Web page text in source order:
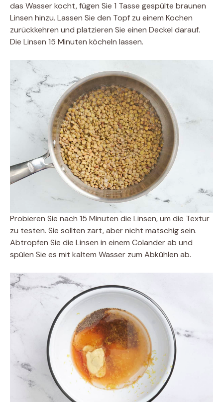
das Wasser kocht, fügen Sie 1 Tasse gespülte braunen
Linsen hinzu. Lassen Sie den Topf zu einem Kochen
zurückkehren und platzieren Sie einen Deckel darauf.
Die Linsen 15 Minuten köcheln lassen.
Probieren Sie nach 15 Minuten die Linsen, um die Textur
zu testen. Sie sollten zart, aber nicht matschig sein.
Abtropfen Sie die Linsen in einem Colander ab und
spülen Sie es mit kaltem Wasser zum Abkühlen ab.